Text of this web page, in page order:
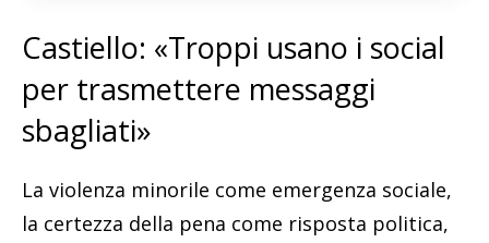
Castiello: «Troppi usano i social
per trasmettere messaggi
sbagliati»
La violenza minorile come emergenza sociale,
la certezza della pena come risposta politica,